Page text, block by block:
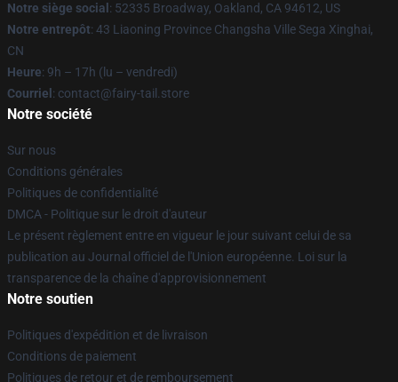
Notre siège social : 52335 Broadway, Oakland, CA 94612, US
Notre entrepôt: 43 Liaoning Province Changsha Ville Sega Xinghai,
CN
Heure: 9h – 17h (lu – vendredi)
Courriel : contact@fairy-tail.store
Notre société
Sur nous
Conditions générales
Politiques de confidentialité
DMCA - Politique sur le droit d'auteur
Le présent règlement entre en vigueur le jour suivant celui de sa
publication au Journal officiel de l'Union européenne. Loi sur la
transparence de la chaîne d'approvisionnement
Notre soutien
Politiques d'expédition et de livraison
Conditions de paiement
Politiques de retour et de remboursement